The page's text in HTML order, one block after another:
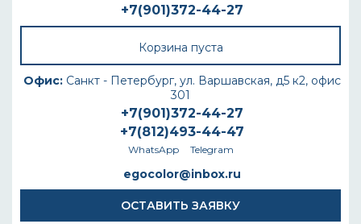
+7(901)372-44-27
Корзина пуста
Офис: Санкт - Петербург, ул. Варшавская, д5 к2, офис
301
+7(901)372-44-27
+7(812)493-44-47
WhatsApp Telegram
egocolor@inbox.ru
ОСТАВИТЬ ЗАЯВКУ